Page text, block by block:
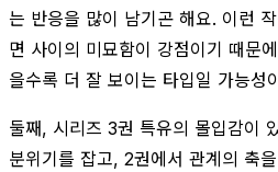
는 반응을 많이 남기곤 해요. 이런
면 사이의 미묘함이 강점이기 때문
을수록 더 잘 보이는 타입일 가능성
둘째, 시리즈 3권 특유의 몰입감이
분위기를 잡고, 2권에서 관계의 축